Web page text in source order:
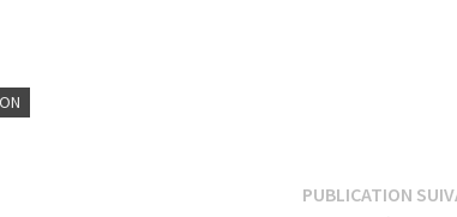
PUBLICATION